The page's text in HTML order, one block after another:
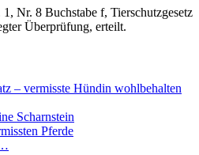
Nr. 8 Buchstabe f, Tierschutzgesetz
Überprüfung, erteilt.
– vermisste Hündin wohlbehalten
Scharnstein
Pferde